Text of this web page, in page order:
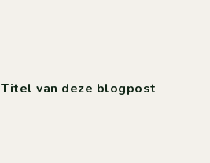
Titel van deze blogpost